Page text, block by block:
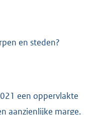
en steden?
een oppervlakte
aanzienlijke marge.